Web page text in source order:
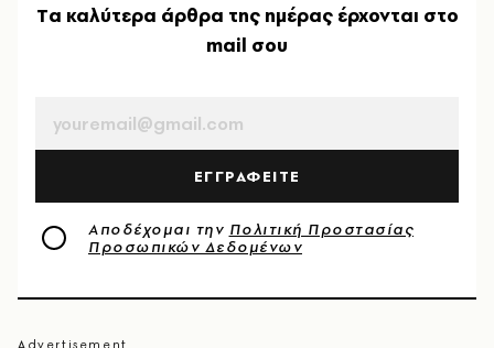
Tα καλύτερα άρθρα της ημέρας έρχονται στο
mail σου
ΕΓΓΡΑΦΕΙΤΕ
Αποδέχομαι την Πολιτική Προστασίας
Προσωπικών Δεδομένων